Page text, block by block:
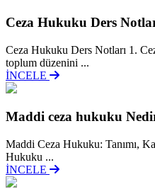
Ceza Hukuku Ders
Ceza Hukuku Ders Notları 1.
toplum düzenini ...
İNCELE
Maddi ceza hukuku
Maddi Ceza Hukuku: Tanımı,
Hukuku ...
İNCELE